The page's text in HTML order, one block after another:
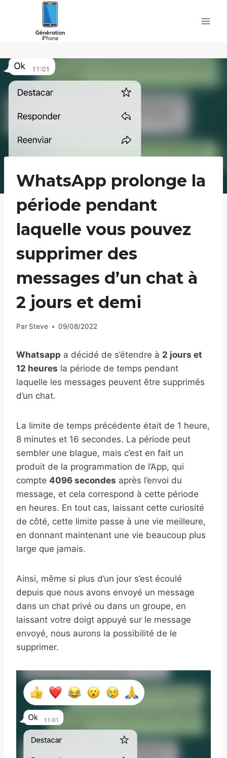
WhatsApp prolonge la
période pendant
laquelle vous pouvez
supprimer des
messages d’un chat à
2 jours et demi
Par Steve 09/08/2022
Whatsapp a décidé de s’étendre à 2 jours et
12 heures la période de temps pendant
laquelle les messages peuvent être supprimés
d’un chat.
La limite de temps précédente était de 1 heure,
8 minutes et 16 secondes. La période peut
sembler une blague, mais c’est en fait un
produit de la programmation de l’App, qui
compte 4096 secondes après l’envoi du
message, et cela correspond à cette période
en heures. En tout cas, laissant cette curiosité
de côté, cette limite passe à une vie meilleure,
en donnant maintenant une vie beaucoup plus
large que jamais.
Ainsi, même si plus d’un jour s’est écoulé
depuis que nous avons envoyé un message
dans un chat privé ou dans un groupe, en
laissant votre doigt appuyé sur le message
envoyé, nous aurons la possibilité de le
supprimer.